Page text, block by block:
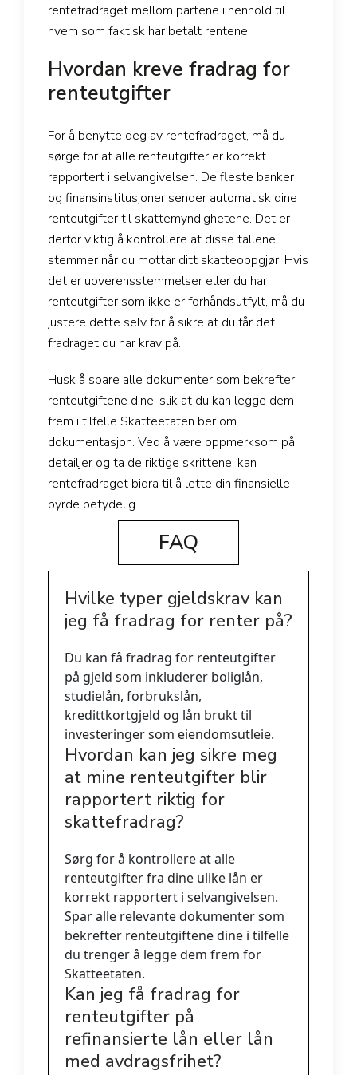
rentefradraget mellom partene i henhold til
hvem som faktisk har betalt rentene.
Hvordan kreve fradrag for
renteutgifter
For å benytte deg av rentefradraget, må du
sørge for at alle renteutgifter er korrekt
rapportert i selvangivelsen. De fleste banker
og finansinstitusjoner sender automatisk dine
renteutgifter til skattemyndighetene. Det er
derfor viktig å kontrollere at disse tallene
stemmer når du mottar ditt skatteoppgjør. Hvis
det er uoverensstemmelser eller du har
renteutgifter som ikke er forhåndsutfylt, må du
justere dette selv for å sikre at du får det
fradraget du har krav på.
Husk å spare alle dokumenter som bekrefter
renteutgiftene dine, slik at du kan legge dem
frem i tilfelle Skatteetaten ber om
dokumentasjon. Ved å være oppmerksom på
detailjer og ta de riktige skrittene, kan
rentefradraget bidra til å lette din finansielle
byrde betydelig.
FAQ
Hvilke typer gjeldskrav kan
jeg få fradrag for renter på?
Du kan få fradrag for renteutgifter
på gjeld som inkluderer boliglån,
studielån, forbrukslån,
kredittkortgjeld og lån brukt til
investeringer som eiendomsutleie.
Hvordan kan jeg sikre meg
at mine renteutgifter blir
rapportert riktig for
skattefradrag?
Sørg for å kontrollere at alle
renteutgifter fra dine ulike lån er
korrekt rapportert i selvangivelsen.
Spar alle relevante dokumenter som
bekrefter renteutgiftene dine i tilfelle
du trenger å legge dem frem for
Skatteetaten.
Kan jeg få fradrag for
renteutgifter på
refinansierte lån eller lån
med avdragsfrihet?